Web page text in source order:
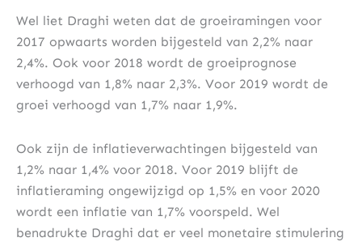
Wel liet Draghi weten dat de groeiramingen voor
2017 opwaarts worden bijgesteld van 2,2% naar
2,4%. Ook voor 2018 wordt de groeiprognose
verhoogd van 1,8% naar 2,3%. Voor 2019 wordt de
groei verhoogd van 1,7% naar 1,9%.
Ook zijn de inflatieverwachtingen bijgesteld van
1,2% naar 1,4% voor 2018. Voor 2019 blijft de
inflatieraming ongewijzigd op 1,5% en voor 2020
wordt een inflatie van 1,7% voorspeld. Wel
benadrukte Draghi dat er veel monetaire stimulering